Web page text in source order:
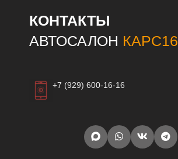
КОНТАКТЫ
АВТОСАЛОН КАРС16
+7 (929) 600-16-16